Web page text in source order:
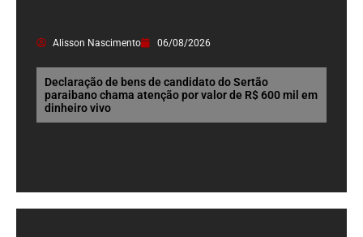
Alisson Nascimento 06/08/2026
Declaração de bens de candidato do Sertão
paraibano chama atenção por valor de R$ 600 mil em
dinheiro vivo